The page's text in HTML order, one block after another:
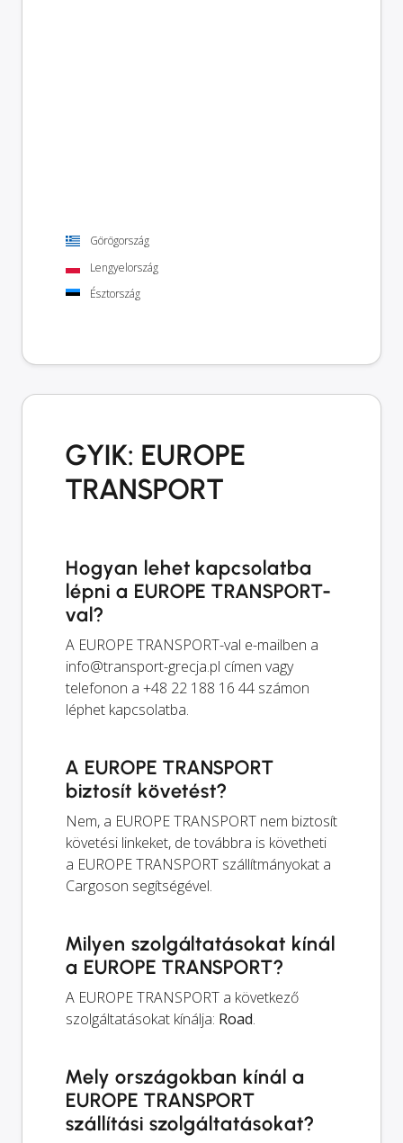
Görögország
Lengyelország
Észtország
GYIK: EUROPE
TRANSPORT
Hogyan lehet kapcsolatba
lépni a EUROPE TRANSPORT-
val?
A EUROPE TRANSPORT-val e-mailben a
info@transport-grecja.pl címen vagy
telefonon a +48 22 188 16 44 számon
léphet kapcsolatba.
A EUROPE TRANSPORT
biztosít követést?
Nem, a EUROPE TRANSPORT nem biztosít
követési linkeket, de továbbra is követheti
a EUROPE TRANSPORT szállítmányokat a
Cargoson segítségével.
Milyen szolgáltatásokat kínál
a EUROPE TRANSPORT?
A EUROPE TRANSPORT a következő
szolgáltatásokat kínálja: Road.
Mely országokban kínál a
EUROPE TRANSPORT
szállítási szolgáltatásokat?